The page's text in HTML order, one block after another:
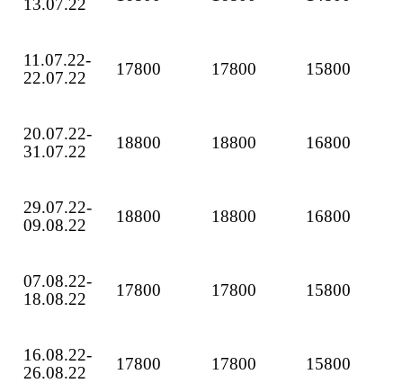
13.07.22
11.07.22-
22.07.22
17800 17800 15800
20.07.22-
31.07.22
18800 18800 16800
29.07.22-
09.08.22
18800 18800 16800
07.08.22-
18.08.22
17800 17800 15800
16.08.22-
26.08.22
17800 17800 15800